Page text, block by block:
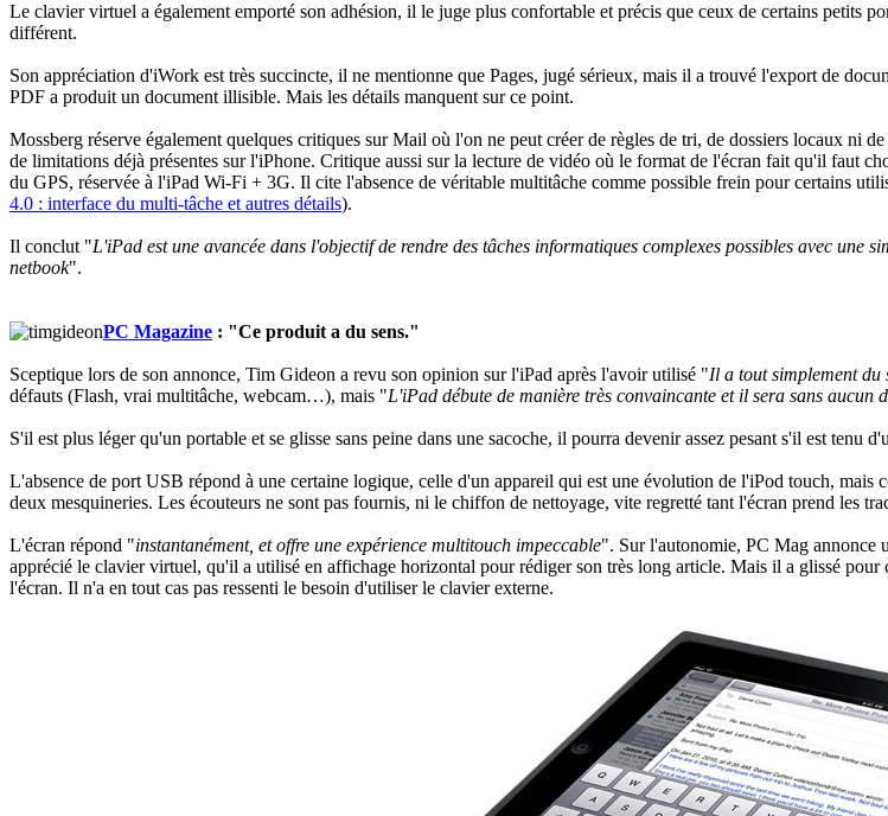
Le clavier virtuel a également emporté son adhésion, il le juge plus confortable et précis que ceux de certains petits
différent.
Son appréciation d'iWork est très succincte, il ne mentionne que Pages, jugé sérieux, mais il a trouvé l'export de
PDF a produit un document illisible. Mais les détails manquent sur ce point.
Mossberg réserve également quelques critiques sur Mail où l'on ne peut créer de règles de tri, de dossiers locaux ni
de limitations déjà présentes sur l'iPhone. Critique aussi sur la lecture de vidéo où le format de l'écran fait qu'il faut
du GPS, réservée à l'iPad Wi-Fi + 3G. Il cite l'absence de véritable multitâche comme possible frein pour certains
4.0 : interface du multi-tâche et autres détails).
Il conclut "L'iPad est une avancée dans l'objectif de rendre des tâches informatiques complexes possibles avec
netbook".
PC Magazine : "Ce produit a du sens."
Sceptique lors de son annonce, Tim Gideon a revu son opinion sur l'iPad après l'avoir utilisé "Il a tout simplement du
défauts (Flash, vrai multitâche, webcam…), mais "L'iPad débute de manière très convaincante et il sera sans
S'il est plus léger qu'un portable et se glisse sans peine dans une sacoche, il pourra devenir assez pesant s'il est tenu
L'absence de port USB répond à une certaine logique, celle d'un appareil qui est une évolution de l'iPod touch,
deux mesquineries. Les écouteurs ne sont pas fournis, ni le chiffon de nettoyage, vite regretté tant l'écran prend les
L'écran répond "instantanément, et offre une expérience multitouch impeccable". Sur l'autonomie, PC Mag annonce
apprécié le clavier virtuel, qu'il a utilisé en affichage horizontal pour rédiger son très long article. Mais il a glissé
l'écran. Il n'a en tout cas pas ressenti le besoin d'utiliser le clavier externe.